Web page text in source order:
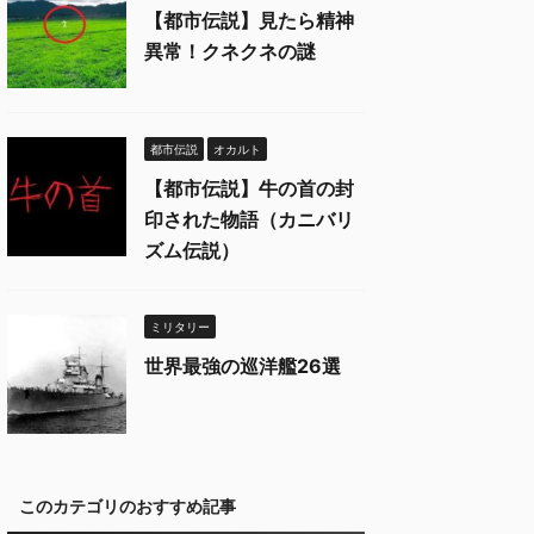
【都市伝説】見たら精神
異常！クネクネの謎
都市伝説 オカルト
【都市伝説】牛の首の封
印された物語（カニバリ
ズム伝説）
ミリタリー
世界最強の巡洋艦26選
このカテゴリのおすすめ記事